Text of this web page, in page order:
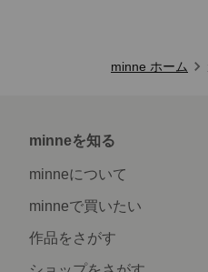
minne ホーム
minneを知る
minneについて
minneで買いたい
作品をさがす